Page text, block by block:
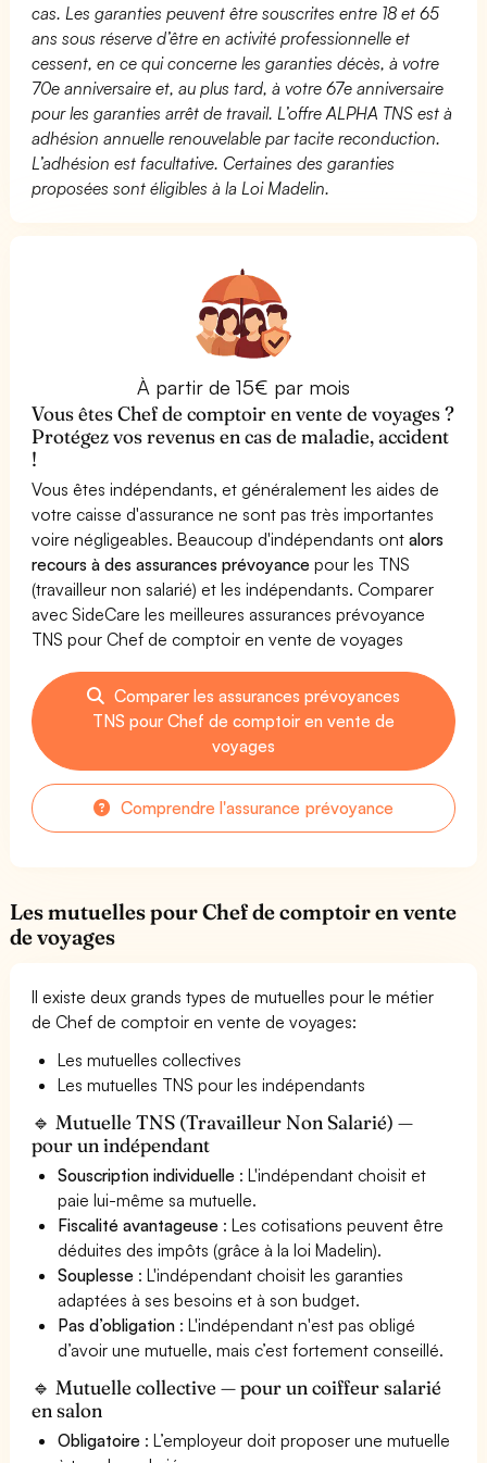
cas. Les garanties peuvent être souscrites entre 18 et 65
ans sous réserve d’être en activité professionnelle et
cessent, en ce qui concerne les garanties décès, à votre
70e anniversaire et, au plus tard, à votre 67e anniversaire
pour les garanties arrêt de travail. L’offre ALPHA TNS est à
adhésion annuelle renouvelable par tacite reconduction.
L’adhésion est facultative. Certaines des garanties
proposées sont éligibles à la Loi Madelin.
À partir de 15€ par mois
Vous êtes Chef de comptoir en vente de voyages ?
Protégez vos revenus en cas de maladie, accident
!
Vous êtes indépendants, et généralement les aides de
votre caisse d'assurance ne sont pas très importantes
voire négligeables. Beaucoup d'indépendants ontalors
recours à des assurances prévoyance pour les TNS
(travailleur non salarié) et les indépendants. Comparer
avec SideCare les meilleures assurances prévoyance
TNS pour Chef de comptoir en vente de voyages
Comparer les assurances prévoyances
TNS pour Chef de comptoir en vente de
voyages
Comprendre l'assurance prévoyance
Les mutuelles pour Chef de comptoir en vente
de voyages
Il existe deux grands types de mutuelles pour le métier
de Chef de comptoir en vente de voyages:
Les mutuelles collectives
Les mutuelles TNS pour les indépendants
🔹 Mutuelle TNS (Travailleur Non Salarié) —
pour un indépendant
Souscription individuelle : L'indépendant choisit et
paie lui-même sa mutuelle.
Fiscalité avantageuse : Les cotisations peuvent être
déduites des impôts (grâce à la loi Madelin).
Souplesse : L'indépendant choisit les garanties
adaptées à ses besoins et à son budget.
Pas d’obligation : L'indépendant n'est pas obligé
d’avoir une mutuelle, mais c’est fortement conseillé.
🔹 Mutuelle collective — pour un coiffeur salarié
en salon
Obligatoire : L’employeur doit proposer une mutuelle